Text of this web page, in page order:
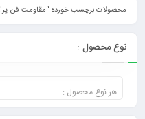
محصولات برچسب خورده “مقاومت فن
نوع محصول :
هر نوع محصول :